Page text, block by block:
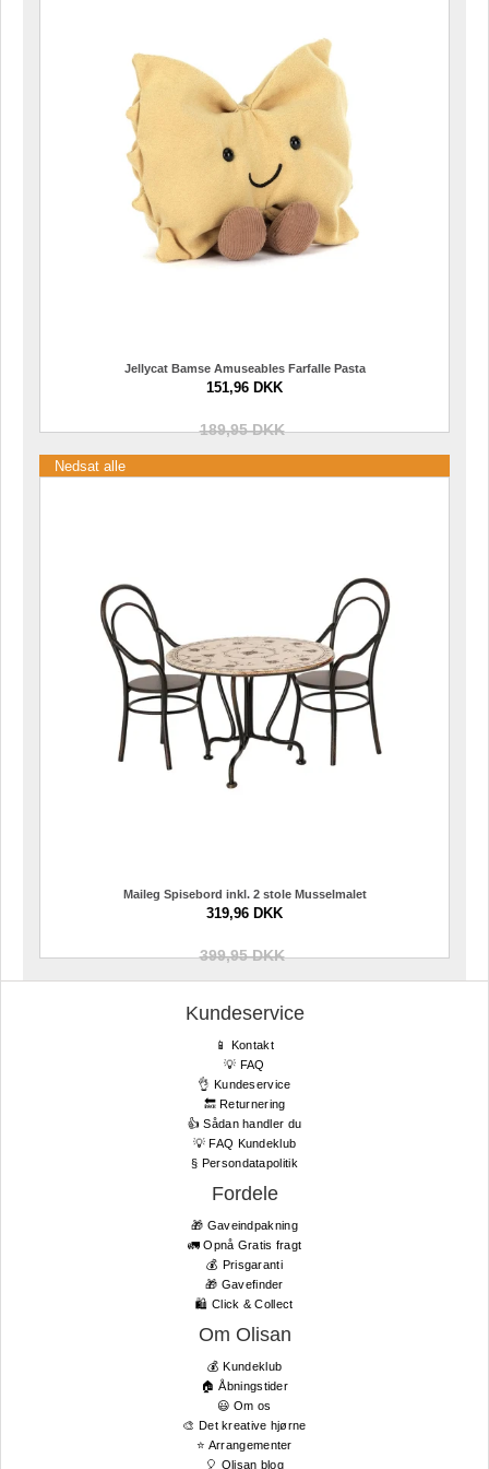
Jellycat Bamse Amuseables Farfalle Pasta
151,96 DKK
189,95 DKK
Nedsat alle
Maileg Spisebord inkl. 2 stole Musselmalet
319,96 DKK
399,95 DKK
Kundeservice
📱 Kontakt
💡 FAQ
👌 Kundeservice
🔙 Returnering
👍 Sådan handler du
💡 FAQ Kundeklub
§ Persondatapolitik
Fordele
🎁 Gaveindpakning
🚛 Opnå Gratis fragt
💰 Prisgaranti
🎁 Gavefinder
🛍 Click & Collect
Om Olisan
💰 Kundeklub
🏠 Åbningstider
😃 Om os
🎨 Det kreative hjørne
⭐️ Arrangementer
🎈 Olisan blog